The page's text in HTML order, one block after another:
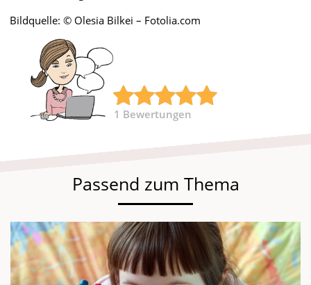
Bildquelle: © Olesia Bilkei – Fotolia.com
1 Bewertungen
Passend zum Thema